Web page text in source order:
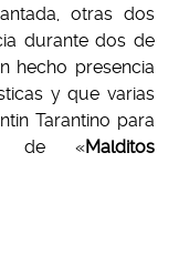
otras dos
durante dos de
hecho presencia
y que varias
Tarantino para
de «Malditos